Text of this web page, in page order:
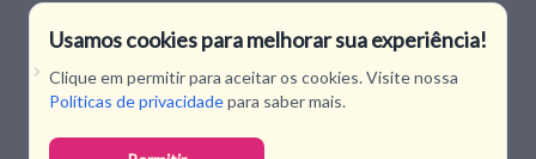
Usamos cookies para melhorar sua experiência!
Clique em permitir para aceitar os cookies. Visite nossa
Políticas de privacidadepara saber mais.
CONTATO
Nossas Redes Sociais